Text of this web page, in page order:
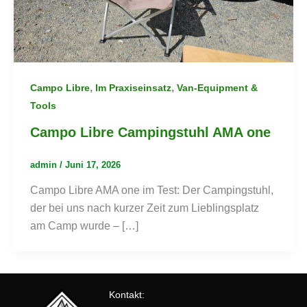
Campo Libre, Im Praxiseinsatz, Van-Equipment &
Tools
Campo Libre Campingstuhl AMA one
admin / Juni 17, 2026
Campo Libre AMA one im Test: Der Campingstuhl,
der bei uns nach kurzer Zeit zum Lieblingsplatz
am Camp wurde – […]
Kontakt: